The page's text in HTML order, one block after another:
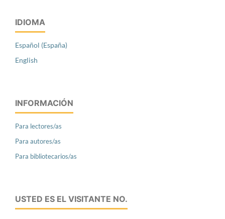
IDIOMA
Español (España)
English
INFORMACIÓN
Para lectores/as
Para autores/as
Para bibliotecarios/as
USTED ES EL VISITANTE NO.